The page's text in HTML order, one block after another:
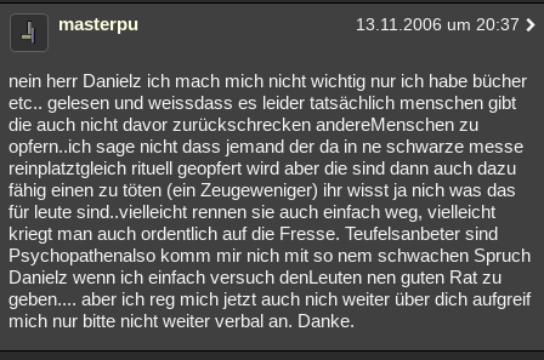
masterpu 13.11.2006 um 20:37
nein herr Danielz ich mach mich nicht wichtig nur ich habe bücher
etc.. gelesen und weissdass es leider tatsächlich menschen gibt
die auch nicht davor zurückschrecken andereMenschen zu
opfern..ich sage nicht dass jemand der da in ne schwarze messe
reinplatztgleich rituell geopfert wird aber die sind dann auch dazu
fähig einen zu töten (ein Zeugeweniger) ihr wisst ja nich was das
für leute sind..vielleicht rennen sie auch einfach weg, vielleicht
kriegt man auch ordentlich auf die Fresse. Teufelsanbeter sind
Psychopathenalso komm mir nich mit so nem schwachen Spruch
Danielz wenn ich einfach versuch denLeuten nen guten Rat zu
geben.... aber ich reg mich jetzt auch nich weiter über dich aufgreif
mich nur bitte nicht weiter verbal an. Danke.